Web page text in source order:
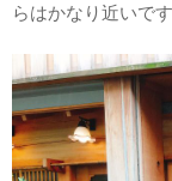
らはかなり近いです